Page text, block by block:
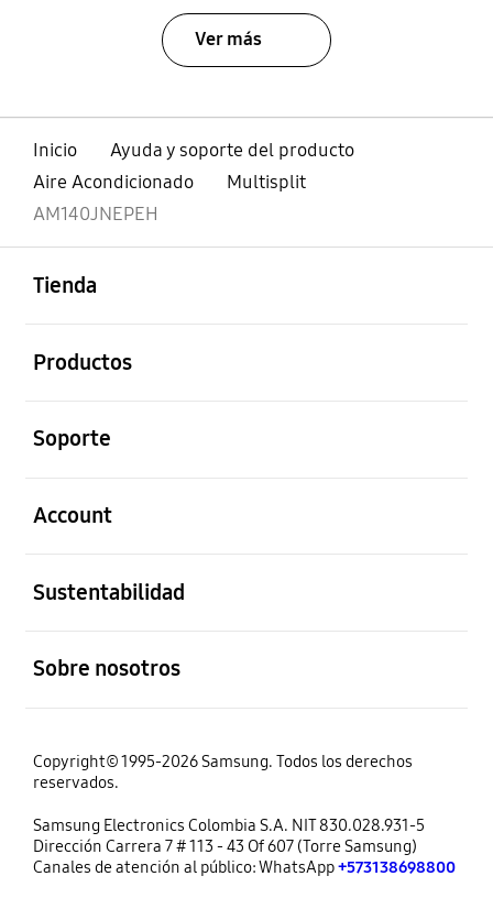
Ver más
Inicio
Ayuda y soporte del producto
Aire Acondicionado
Multisplit
AM140JNEPEH
Tienda
Productos
Soporte
Account
Sustentabilidad
Sobre nosotros
Copyright© 1995-2026 Samsung. Todos los derechos
reservados.
Samsung Electronics Colombia S.A. NIT 830.028.931-5
Dirección Carrera 7 # 113 - 43 Of 607 (Torre Samsung)
Canales de atención al público: WhatsApp+573138698800